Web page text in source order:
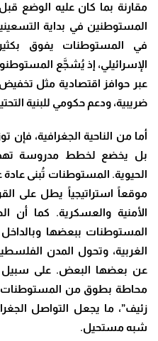
مقارنة بما كان عليه الوضع
في المستوطنات يفوق
الإسرائيلي، إذ يُشجَّع
عبر حوافز اقتصادية مثل
ضريبية، ودعم حكومي للبنية
أما من الناحية الجغرافية،
بل يخضع لخطط مدروسة
الحيوية. المستوطنات تُبنى عادة
موقعاً استراتيجياً يطل على
الأمنية والعسكرية. كما أن
المستوطنات ببعضها
الغربية، وتحول المدن
عن بعضها البعض. على سبيل
محاطة بطوق من المستوطنات
زئيف”، ما يجعل التواصل
شبه مستحيل.